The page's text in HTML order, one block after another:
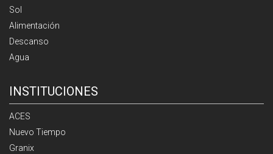
Sol
Alimentación
Descanso
Agua
INSTITUCIONES
ACES
Nuevo Tiempo
Granix